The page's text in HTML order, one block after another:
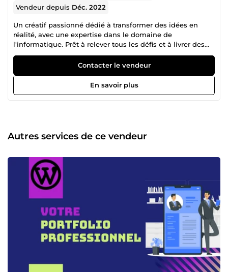
Vendeur depuis Déc. 2022
Un créatif passionné dédié à transformer des idées en
réalité, avec une expertise dans le domaine de
l'informatique. Prêt à relever tous les défis et à livrer des
résultats exceptionnels. Je suis Peg Djune, développeur
depuis 4 ans. J'interviens dans la création de sites web
modernes et interactifs et la programmation pour aider les
entreprises à atteindre leurs objectifs en ligne. Je prend en
main les technologies de développement telles que
qualité, qu'il s'agisse d'articles de blog, de descriptions de
produits ou d'autres types de contenus web. Je suis là
atteindre votre plein potentiel en ligne. N'hésitez pas à me
contacter !!!
Contacter le vendeur
En savoir plus
Autres services de ce vendeur